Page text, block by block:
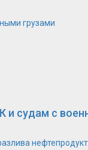
грузами
и судам с